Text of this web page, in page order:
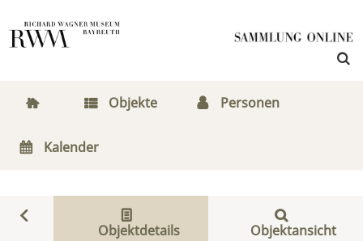
Objekte Personen
Kalender
Objektdetails Objektansicht